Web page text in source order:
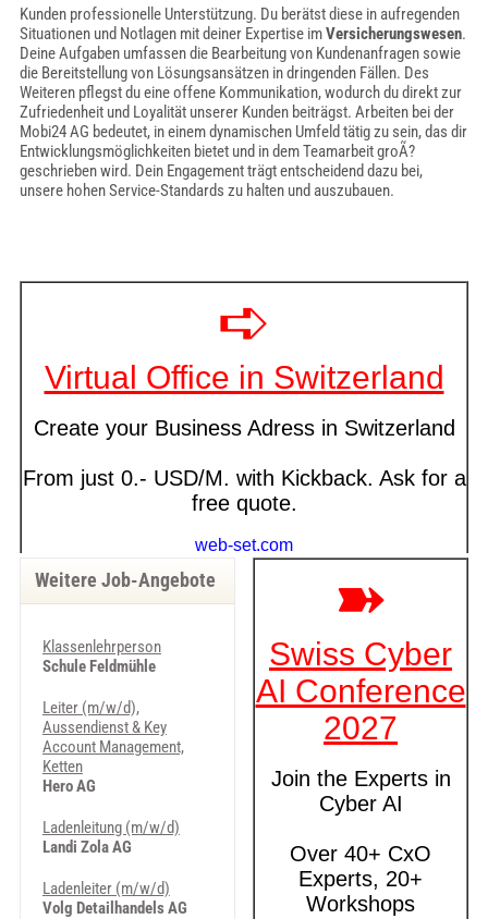
Kunden professionelle Unterstützung. Du berätst diese in aufregenden
Situationen und Notlagen mit deiner Expertise imVersicherungswesen.
Deine Aufgaben umfassen die Bearbeitung von Kundenanfragen sowie
die Bereitstellung von Lösungsansätzen in dringenden Fällen. Des
Weiteren pflegst du eine offene Kommunikation, wodurch du direkt zur
Zufriedenheit und Loyalität unserer Kunden beiträgst. Arbeiten bei der
Mobi24 AG bedeutet, in einem dynamischen Umfeld tätig zu sein, das dir
Entwicklungsmöglichkeiten bietet und in dem Teamarbeit groÃ?
geschrieben wird. Dein Engagement trägt entscheidend dazu bei,
unsere hohen Service-Standards zu halten und auszubauen.
Weitere Job-Angebote
Klassenlehrperson
Schule Feldmühle
Leiter (m/w/d),
Aussendienst & Key
Account Management,
Ketten
Hero AG
Ladenleitung (m/w/d)
Landi Zola AG
Ladenleiter (m/w/d)
Volg Detailhandels AG